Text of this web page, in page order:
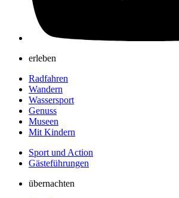
erleben
Radfahren
Wandern
Wassersport
Genuss
Museen
Mit Kindern
Sport und Action
Gästeführungen
übernachten